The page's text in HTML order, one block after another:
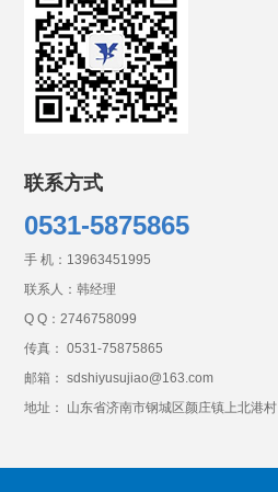
联系方式
0531-5875865
手 机： 13963451995
联系人：韩经理
Q Q： 2746758099
传真： 0531-75875865
邮箱： sdshiyusujiao@163.com
地址： 山东省济南市钢城区颜庄镇上北港村